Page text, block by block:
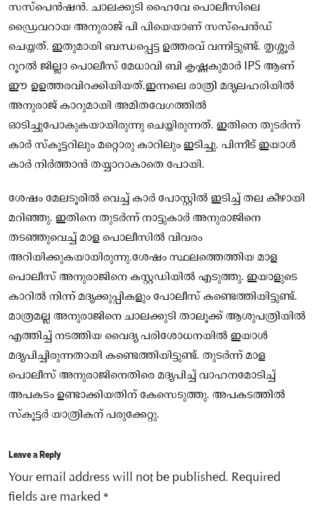
സസ്‌പെൻഷൻ. ചാലക്കുടി ഹൈവേ പൊലീസിലെ
ഡ്രൈവറായ അനുരാജ് പി പിയെയാണ് സസ്‌പെൻഡ്
ചെയ്തത്. ഇതുമായി ബന്ധപ്പെട്ട ഉത്തരവ് വന്നിട്ടുണ്ട്. തൃശ്ശൂർ
റൂറൽ ജില്ലാ പൊലീസ് മേധാവി ബി കൃഷ്ണകുമാർ IPS ആണ്
ഈ ഉഉത്തരവിറക്കിയിയത്.ഇന്നലെ രാത്രി മദ്യലഹരിയില്‍
അനുരാജ് കാറുമായി അമിതവേഗത്തില്‍
ഓടിച്ചുപോകുകയായിരുന്നു ചെയ്തിരുന്നത്. ഇതിനെ തുടർന്ന്
കാര്‍ സ്‌കൂട്ടറിലും മറ്റൊരു കാറിലും ഇടിച്ചു. പിന്നീട് ഇയാള്‍
കാര്‍ നിര്‍ത്താന്‍ തയ്യാറാകാതെ പോയി.
ശേഷം മേലടൂരിൽ വെച്ച് കാര്‍ പോസ്റ്റില്‍ ഇടിച്ച് തല കീഴായി
മറിഞ്ഞു. ഇതിനെ തുടർന്ന് നാട്ടുകാർ അനുരാജിനെ
തടഞ്ഞുവെച്ച് മാള പൊലീസിൽ വിവരം
അറിയിക്കുകയായിരുന്നു.ശേഷം സ്ഥലത്തെത്തിയ മാള
പൊലീസ് അനുരാജിനെ കസ്റ്റഡിയില്‍ എടുത്തു. ഇയാളുടെ
കാറില്‍ നിന്ന് മദ്യക്കുപ്പികളും പോലീസ് കണ്ടെത്തിയിട്ടുണ്ട്.
മാത്രമല്ല അനുരാജിനെ ചാലക്കുടി താലൂക്ക് ആശുപത്രിയില്‍
എത്തിച്ച് നടത്തിയ വൈദ്യ പരിശോധനയിൽ ഇയാൾ
മദ്യപിച്ചിരുന്നതായി കണ്ടെത്തിയിട്ടുണ്ട്. തുടർന്ന് മാള
പൊലീസ് അനുരാജിനെതിരെ മദ്യപിച്ച് വാഹനമോടിച്ച്
അപകടം ഉണ്ടാക്കിയതിന് കേസെടുത്തു. അപകടത്തിൽ
സ്‌കൂട്ടര്‍ യാത്രികന് പരുക്കേറ്റു.
Leave a Reply
Your email address will not be published. Required
fields are marked *